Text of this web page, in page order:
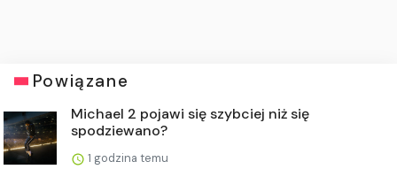
Powiązane
Michael 2 pojawi się szybciej niż się
spodziewano?
1 godzina temu